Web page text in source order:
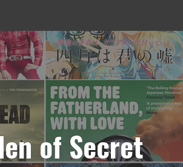
of Secret